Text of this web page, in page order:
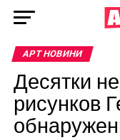
АРТ НОВИНИ
Десятки
рисунков